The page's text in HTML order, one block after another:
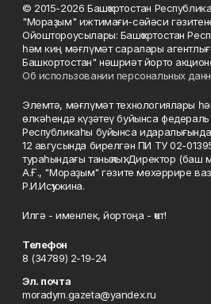
© 2015-2026 Башҡортостан
"Мораҙым" ижтимағи-сәйәси
Ойоштороусылары: Башҡортостан
һәм киң мәғлүмәт саралары
Башкортостан" нәшриәт йорто
Об использовании персональных
Элемтә, мәғлүмәт технологиялары
өлкәһендә күҙәтеү буйынса федераль
Республикаһы буйынса
12 авгусында бирелгән ПИ ТУ 02-
тураһындағы таныҡлыҡ. Директор
А.Ғ., "Мораҙым" гәзите мөхәррире
Р.И.Исҡужина.
Илгә - именлек, йортоңа - ҡот!
Телефон
8 (34789) 2-19-24
Эл. почта
moradym.gazeta@yandex.ru